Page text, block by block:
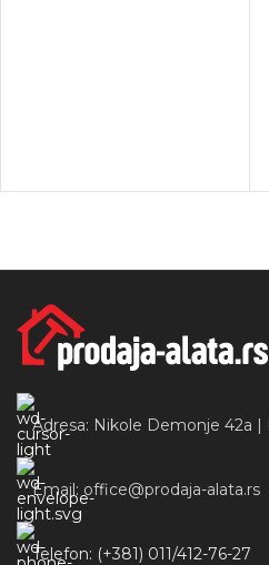
Adresa: Nikole Demonje 42a |
Email: office@prodaja-alata.rs
Telefon: (+381) 011/412-76-27